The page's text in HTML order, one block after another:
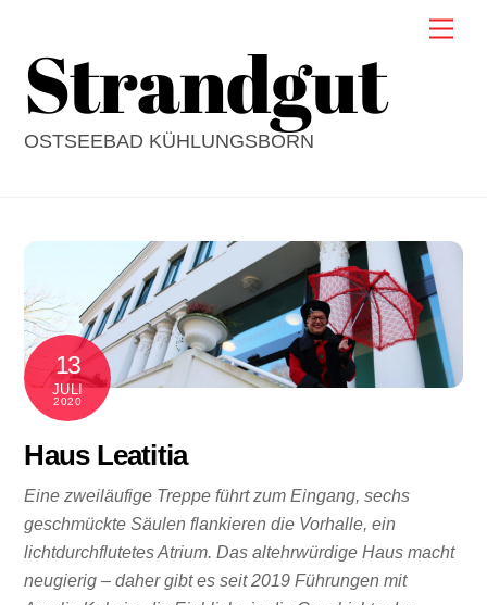
contentStrandgut
OSTSEEBAD KÜHLUNGSBORN
13
JULI
2020
Haus Leatitia
Eine zweiläufige Treppe führt zum Eingang, sechs
geschmückte Säulen flankieren die Vorhalle, ein
lichtdurchflutetes Atrium. Das altehrwürdige Haus macht
neugierig – daher gibt es seit 2019 Führungen mit